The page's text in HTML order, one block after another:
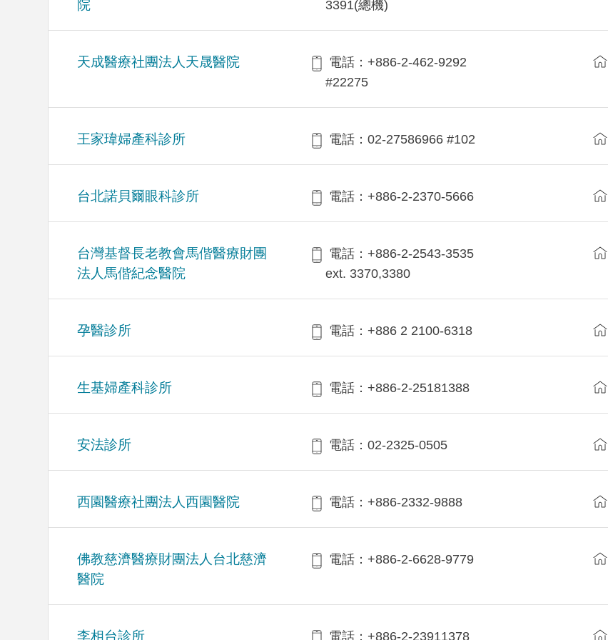
院 3391(總機)
天成醫療社團法人天晟醫院
電話：+886-2-462-9292
#22275
王家瑋婦產科診所 電話：02-27586966 #102
台北諾貝爾眼科診所 電話：+886-2-2370-5666
台灣基督長老教會馬偕醫療財團
法人馬偕紀念醫院
電話：+886-2-2543-3535
ext. 3370,3380
孕醫診所 電話：+886 2 2100-6318
生基婦產科診所 電話：+886-2-25181388
安法診所 電話：02-2325-0505
西園醫療社團法人西園醫院 電話：+886-2332-9888
佛教慈濟醫療財團法人台北慈濟
醫院
電話：+886-2-6628-9779
李相台診所 電話：+886-2-23911378